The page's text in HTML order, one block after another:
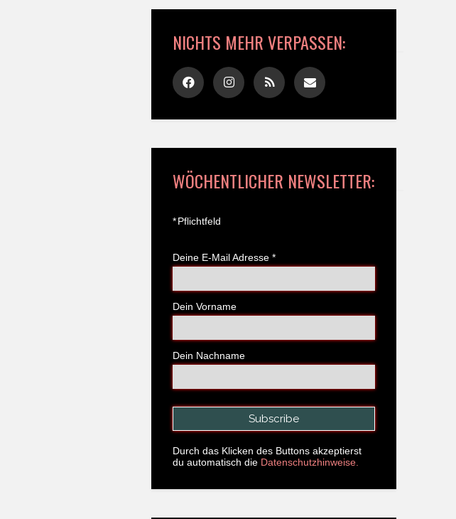
NICHTS MEHR VERPASSEN:
WÖCHENTLICHER NEWSLETTER:
*Pflichtfeld
Deine E-Mail Adresse *
Dein Vorname
Dein Nachname
Durch das Klicken des Buttons akzeptierst
du automatisch die Datenschutzhinweise.